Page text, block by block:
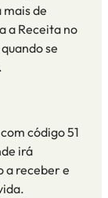
mais de
a Receita no
ando se
.
com código 51
irá
a recebere